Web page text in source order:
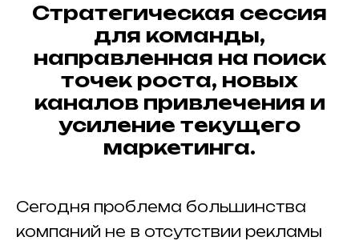
Стратегическая сессия
для команды,
направленная на поиск
точек роста, новых
каналов привлечения и
усиление текущего
маркетинга.
Сегодня проблема большинства
компаний не в отсутствии рекламы